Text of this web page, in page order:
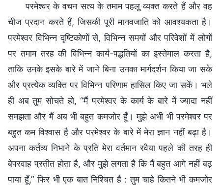
परमेश्वर के वचन सत्य के तमाम पहलू व्यक्त करते हैं और वह
चीज प्रदान करते हैं, जिसकी पूरी मानवजाति को आवश्यकता है।
परमेश्वर विभिन्न दृष्टिकोणों से, विभिन्न समयों और परिवेशों में लोगों
पर तमाम तरह की विभिन्न कार्य-पद्धतियों का इस्तेमाल करता है,
ताकि उनके इसके बारे में जाने बिना उनका मार्गदर्शन किया जा सके
और प्रत्येक व्यक्ति पर विभिन्न परिणाम हासिल किए जा सकें। भले
ही अब तुम सोचते हो, “मैं परमेश्वर के कार्य के बारे में ज्यादा नहीं
समझता और मैं अब भी बहुत कमजोर हूँ। मुझे अभी भी परमेश्वर पर
बहुत कम विश्वास है और परमेश्वर के बारे में मेरा ज्ञान नहीं बढ़ा है।
अपना कर्तव्य निभाने के प्रति मेरा वर्तमान रवैया पहले की तरह ही
बेपरवाह प्रतीत होता है, और मुझे लगता है कि मैं बहुत आगे नहीं बढ़
पाया हूँ,” फिर भी एक बात निश्चित है : तुम चाहे कितने भी कमजोर